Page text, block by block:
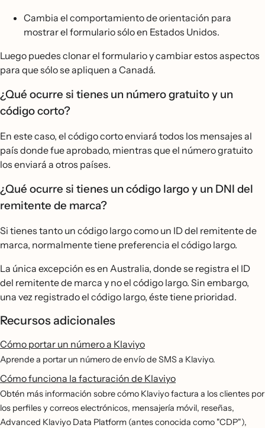
Cambia el comportamiento de orientación para
mostrar el formulario sólo en Estados Unidos.
Luego puedes clonar el formulario y cambiar estos aspectos
para que sólo se apliquen a Canadá.
¿Qué ocurre si tienes un número gratuito y un
código corto?
En este caso, el código corto enviará todos los mensajes al
país donde fue aprobado, mientras que el número gratuito
los enviará a otros países.
¿Qué ocurre si tienes un código largo y un DNI del
remitente de marca?
Si tienes tanto un código largo como un ID del remitente de
marca, normalmente tiene preferencia el código largo.
La única excepción es en Australia, donde se registra el ID
del remitente de marca y no el código largo. Sin embargo,
una vez registrado el código largo, éste tiene prioridad.
Recursos adicionales
Cómo portar un número a Klaviyo
Aprende a portar un número de envío de SMS a Klaviyo.
Cómo funciona la facturación de Klaviyo
Obtén más información sobre cómo Klaviyo factura a los clientes por
los perfiles y correos electrónicos, mensajería móvil, reseñas,
Advanced Klaviyo Data Platform (antes conocida como "CDP"),